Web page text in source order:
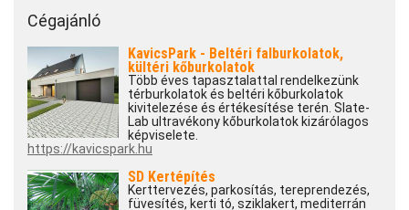
Cégajánló
KavicsPark - Beltéri falburkolatok,
kültéri kőburkolatok
Több éves tapasztalattal rendelkezünk
térburkolatok és beltéri kőburkolatok
kivitelezése és értékesítése terén. Slate-
Lab ultravékony kőburkolatok kizárólagos
képviselete.
https://kavicspark.hu
SD Kertépítés
Kerttervezés, parkosítás, tereprendezés,
füvesítés, kerti tó, sziklakert, mediterrán